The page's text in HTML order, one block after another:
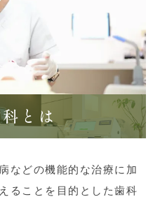
とは
などの機能的な治療に加
ることを目的とした歯科